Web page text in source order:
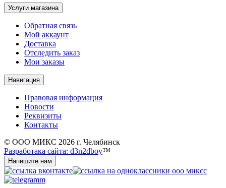
Услуги магазина
Обратная связь
Мой аккаунт
Доставка
Отследить заказ
Мои заказы
Навигация
Правовая информация
Новости
Реквизиты
Контакты
© ООО МИКС 2026 г. Челябинск
Разработака сайта: d3n2dboy™
Напишите нам